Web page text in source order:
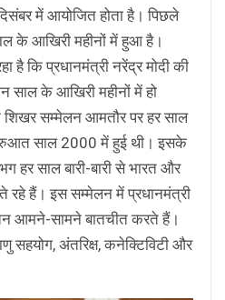
में आयोजित होता है। पिछले
के आखिरी महीनों में हुआ है।
है कि प्रधानमंत्री नरेंद्र मोदी की
साल के आखिरी महीनों में हो
शिखर सम्मेलन आमतौर पर हर साल
साल 2000 में हुई थी। इसके
हर साल बारी-बारी से भारत और
रहे हैं। इस सम्मेलन में प्रधानमंत्री
आमने-सामने बातचीत करते हैं।
सहयोग, अंतरिक्ष, कनेक्टिविटी और